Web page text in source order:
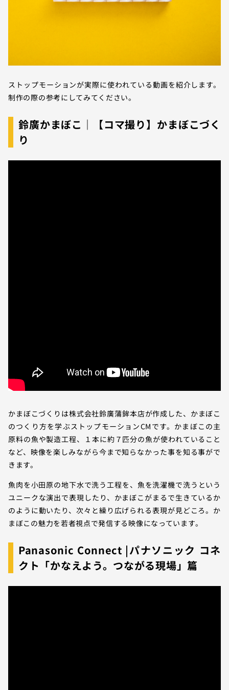
ストップモーションが実際に使われている動画を紹介します。
制作の際の参考にしてみてください。
鈴廣かまぼこ｜【コマ撮り】かまぼこづく
り
かまぼこづくりは株式会社鈴廣蒲鉾本店が作成した、かまぼこ
のつくり方を学ぶストップモーションCMです。かまぼこの主
原料の魚や製造工程、１本に約７匹分の魚が使われていること
など、映像を楽しみながら今まで知らなかった事を知る事がで
きます。
魚肉を小田原の地下水で洗う工程を、魚を洗濯機で洗うという
ユニークな演出で表現したり、かまぼこがまるで生きているか
のように動いたり、次々と繰り広げられる表現が見どころ。か
まぼこの魅力を若者視点で発信する映像になっています。
Panasonic Connect |パナソニック コネ
クト「かなえよう。つながる現場」篇